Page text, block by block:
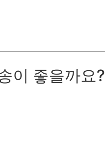
이 좋을까요?